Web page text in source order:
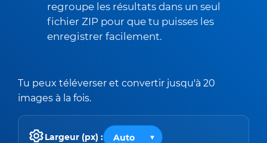
regroupe les résultats dans un seul
fichier ZIP pour que tu puisses les
enregistrer facilement.
Tu peux téléverser et convertir jusqu'à 20
images à la fois.
Largeur (px) :